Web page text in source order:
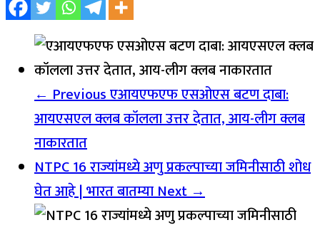
← Previousएआयएफएफ एसओएस बटण दाबा:
आयएसएल क्लब कॉलला उत्तर देतात, आय-लीग क्लब
नाकारतात
NTPC 16 राज्यांमध्ये अणु प्रकल्पाच्या जमिनीसाठी शोध
घेत आहे | भारत बातम्याNext →